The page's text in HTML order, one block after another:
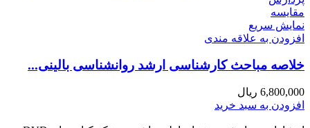
مقايسه
نمایش سریع
افزودن به علاقه مندی
خلاصه مباحث کارشناسی ارشد روانشناسی بالینی...
6,800,000 ریال
افزودن به سبد خرید